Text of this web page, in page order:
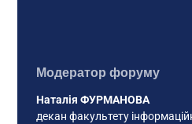
Модератор форуму
Наталія ФУРМАНОВА
декан факультету